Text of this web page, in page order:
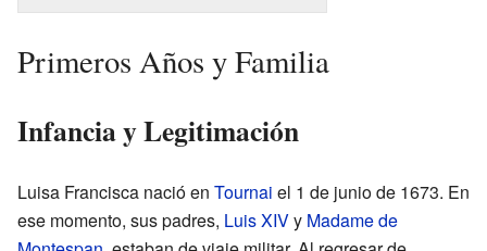
Primeros Años y Familia
Infancia y Legitimación
Luisa Francisca nació en Tournai el 1 de junio de 1673. En
ese momento, sus padres, Luis XIVy Madame de